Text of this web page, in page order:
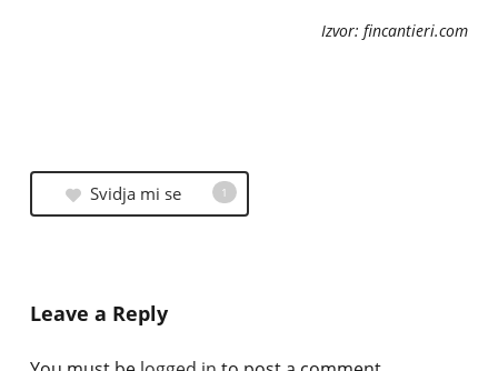
Izvor: fincantieri.com
Svidja mi se 1
Leave a Reply